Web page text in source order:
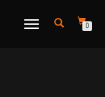
DÉPLIER LA NAVIGATION
0